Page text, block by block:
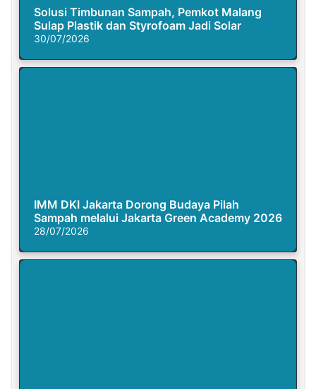
Solusi Timbunan Sampah, Pemkot Malang
Sulap Plastik dan Styrofoam Jadi Solar
30/07/2026
IMM DKI Jakarta Dorong Budaya Pilah
Sampah melalui Jakarta Green Academy 2026
28/07/2026